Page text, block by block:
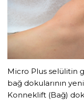
Micro Plus selülitin
bağ dokularının
Konneklift (Bağ)